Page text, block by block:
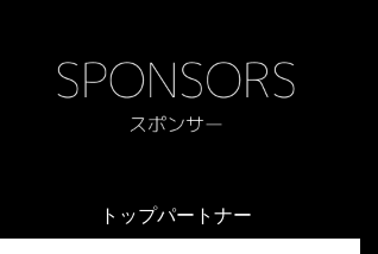
トップパートナー